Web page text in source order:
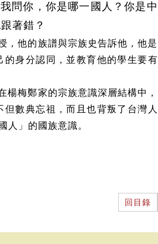
問你，你是哪一國人？你是中
著錯？
，他的族譜與宗族史告訴他，他是
身分認同，並教育他的學生要有
梅鄭家的宗族意識深層結構中，
數典忘祖，而且也背叛了台灣人
」的國族意識。
回目錄